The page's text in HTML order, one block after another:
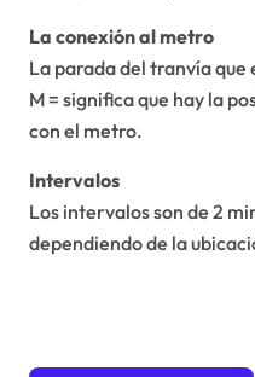
La conexión al metro
La parada del tranvía que
M = significa que hay la
con el metro.
Intervalos
Los intervalos son de 2
dependiendo de la